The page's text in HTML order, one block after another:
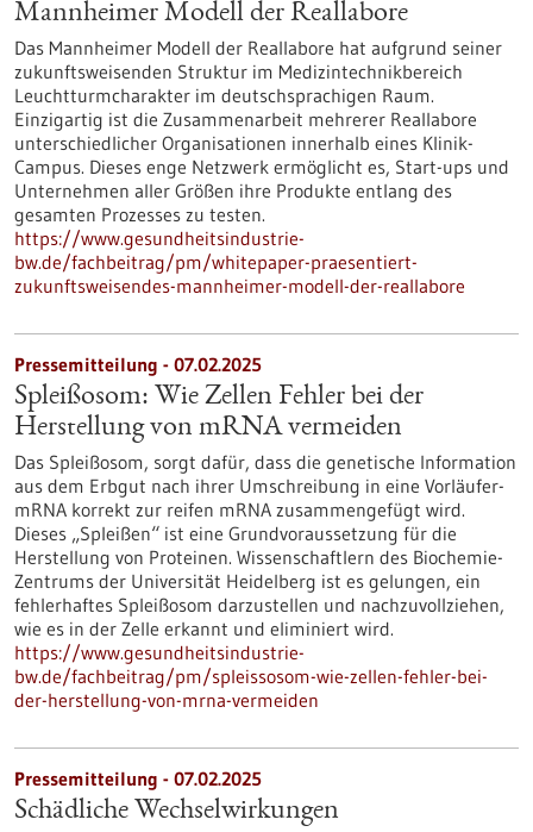
Mannheimer Modell der Reallabore
Das Mannheimer Modell der Reallabore hat aufgrund seiner
zukunftsweisenden Struktur im Medizintechnikbereich
Leuchtturmcharakter im deutschsprachigen Raum.
Einzigartig ist die Zusammenarbeit mehrerer Reallabore
unterschiedlicher Organisationen innerhalb eines Klinik-
Campus. Dieses enge Netzwerk ermöglicht es, Start-ups und
Unternehmen aller Größen ihre Produkte entlang des
gesamten Prozesses zu testen.
https://www.gesundheitsindustrie-
bw.de/fachbeitrag/pm/whitepaper-praesentiert-
zukunftsweisendes-mannheimer-modell-der-reallabore
Pressemitteilung - 07.02.2025
Spleißosom: Wie Zellen Fehler bei der
Herstellung von mRNA vermeiden
Das Spleißosom, sorgt dafür, dass die genetische Information
aus dem Erbgut nach ihrer Umschreibung in eine Vorläufer-
mRNA korrekt zur reifen mRNA zusammengefügt wird.
Dieses „Spleißen“ ist eine Grundvoraussetzung für die
Herstellung von Proteinen. Wissenschaftlern des Biochemie-
Zentrums der Universität Heidelberg ist es gelungen, ein
fehlerhaftes Spleißosom darzustellen und nachzuvollziehen,
wie es in der Zelle erkannt und eliminiert wird.
https://www.gesundheitsindustrie-
bw.de/fachbeitrag/pm/spleissosom-wie-zellen-fehler-bei-
der-herstellung-von-mrna-vermeiden
Pressemitteilung - 07.02.2025
Schädliche Wechselwirkungen